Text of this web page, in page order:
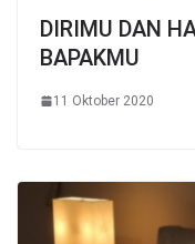
DIRIMU DAN
BAPAKMU
11 Oktober 2020